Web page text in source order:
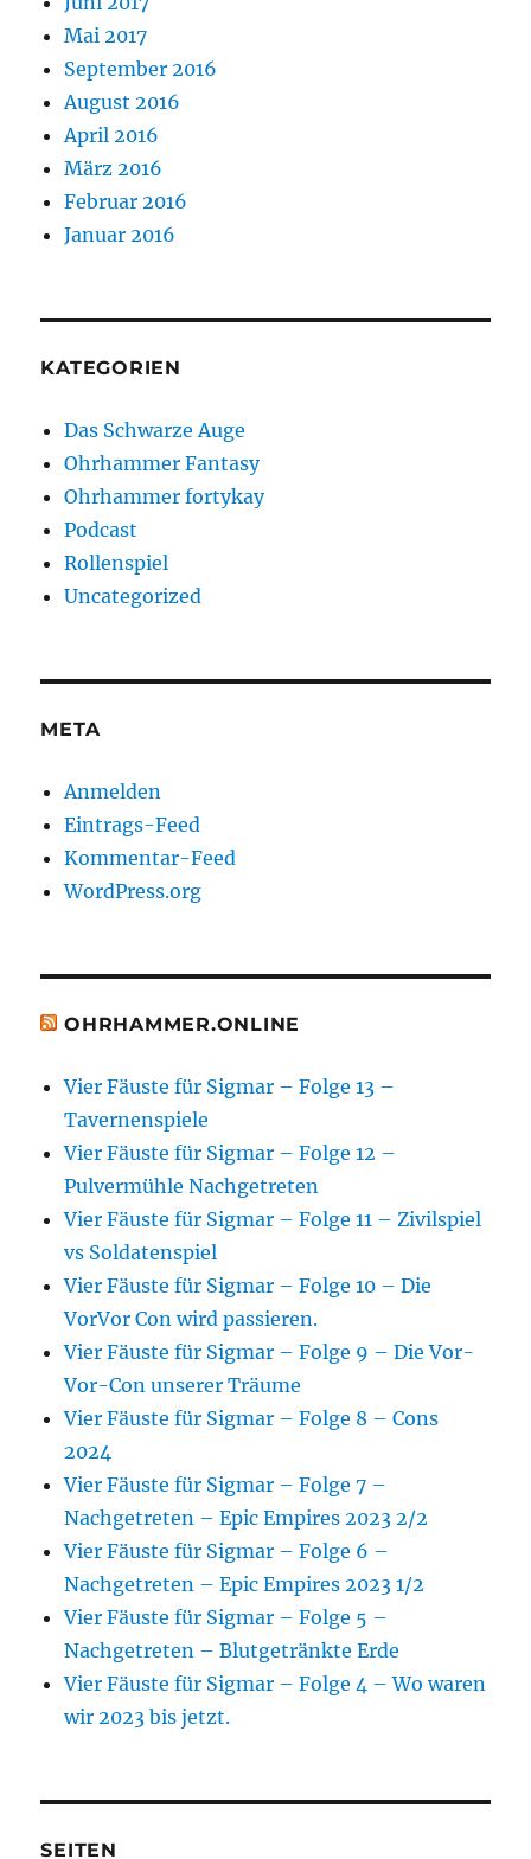
Mai 2017
September 2016
August 2016
April 2016
März 2016
Februar 2016
Januar 2016
KATEGORIEN
Das Schwarze Auge
Ohrhammer Fantasy
Ohrhammer fortykay
Podcast
Rollenspiel
Uncategorized
META
Anmelden
Eintrags-Feed
Kommentar-Feed
WordPress.org
OHRHAMMER.ONLINE
Vier Fäuste für Sigmar – Folge 13 –
Tavernenspiele
Vier Fäuste für Sigmar – Folge 12 –
Pulvermühle Nachgetreten
Vier Fäuste für Sigmar – Folge 11 – Zivilspiel
vs Soldatenspiel
Vier Fäuste für Sigmar – Folge 10 – Die
VorVor Con wird passieren.
Vier Fäuste für Sigmar – Folge 9 – Die Vor-
Vor-Con unserer Träume
Vier Fäuste für Sigmar – Folge 8 – Cons
2024
Vier Fäuste für Sigmar – Folge 7 –
Nachgetreten – Epic Empires 2023 2/2
Vier Fäuste für Sigmar – Folge 6 –
Nachgetreten – Epic Empires 2023 1/2
Vier Fäuste für Sigmar – Folge 5 –
Nachgetreten – Blutgetränkte Erde
Vier Fäuste für Sigmar – Folge 4 – Wo waren
wir 2023 bis jetzt.
SEITEN